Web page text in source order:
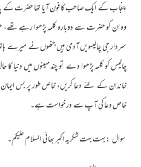
پنجاب کے ایک صاحب کا فون آیا تھا حضرت
وہ ان کو حضرت سے دوبارہ کلمہ پڑھوا رہے تھے،
سردار جی چالیسویں آدمی ہیں جنھوں نے میرے
چالیس کو کلمہ پڑھوا دے تو چند مہینوں میں
خاندان کے لئے دعا کریں، خاص طور پر بس
خاص دعا کی آپ سے درخواست ہے۔
سوال : بہت بہت شکریہ اکبر بھائی السلام علیکم۔